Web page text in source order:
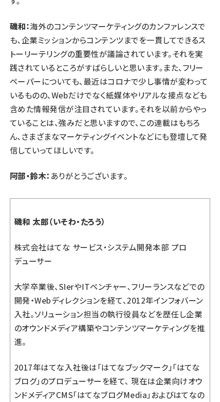
磯和：海外のコンテンツマーケティングのカンファレンスで
も、企業ミッションからコンテンツまでを一貫してできるス
トーリーテリングの重要性が議論されています。それを実
践されているところがすばらしいと思います。また、フリー
ペーパーについても、最近はコロナで少し事情が変わって
いるものの、Webだけでなく紙媒体やリアルな接点なども
含めた情報発信が注目されています。それを以前からやっ
ていることは、強みだと思いますので、この連載はもちろ
ん、さまざまなマーケティングイベントなどにも登壇して発
信していってほしいです。
阿部・鈴木：ありがとうございます。
磯和 太郎（いそわ・たろう）
株式会社はてな サービス・システム開発本部 プロ
デューサー
大学卒業後、SIerやITベンチャー、フリーランスなどでの
開発・Webディレクションを経て、2012年インフォバーン
入社。ソリューション担当の執行役員などを歴任し企業
のオウンドメディア構築やコンテンツマーケティングを推
進。
2017年はてな入社後は「はてなブックマーク」「はてな
ブログ」のプロデューサーを経て、 現在は企業向けオウ
ンドメディアCMS「はてなブログMedia」およびはてなの